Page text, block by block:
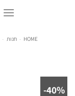
HOME
- חנות -
40%-